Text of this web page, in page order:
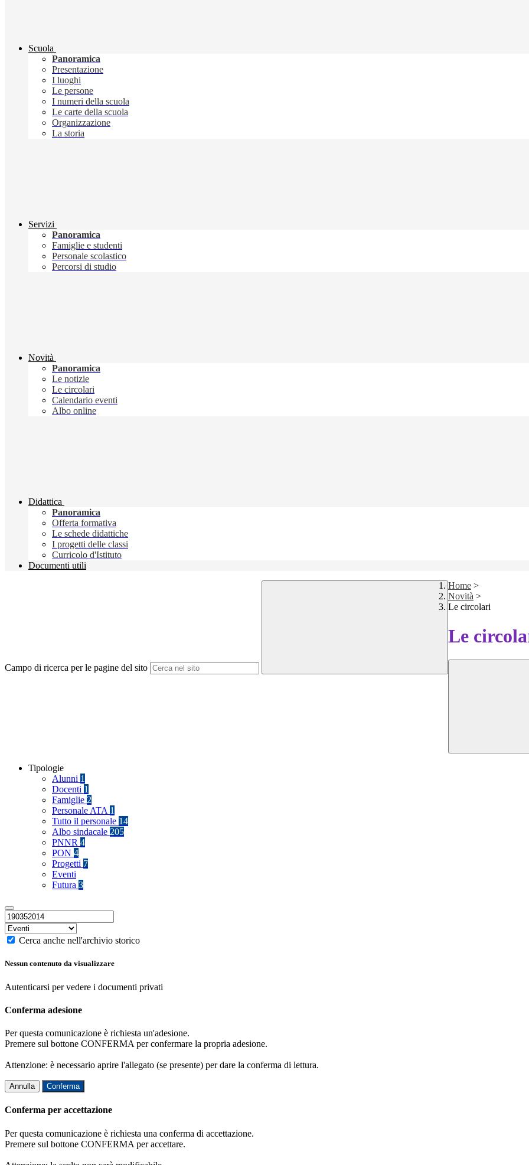
Scuola
Panoramica
Presentazione
I luoghi
Le persone
I numeri della scuola
Le carte della scuola
Organizzazione
La storia
Servizi
Panoramica
Famiglie e studenti
Personale scolastico
Percorsi di studio
Novità
Panoramica
Le notizie
Le circolari
Calendario eventi
Albo online
Didattica
Panoramica
Offerta formativa
Le schede didattiche
I progetti delle classi
Curricolo d'Istituto
Documenti utili
Campo di ricerca per le pagine del sito
Home >
Novità >
Le circolari
Le
Tipologie
Alunni 1
Docenti 1
Famiglie 2
Personale ATA 1
Tutto il personale 14
Albo sindacale 205
PNNR 4
PON 4
Progetti 7
Eventi
Futura 3
Cerca anche nell'archivio storico
Nessun contenuto da visualizzare
Autenticarsi per vedere i documenti privati
Conferma adesione
Per questa comunicazione è richiesta un'adesione.
Premere sul bottone CONFERMA per confermare la propria adesione.
Attenzione: è necessario aprire l'allegato (se presente) per dare la conferma di lettura.
Annulla Conferma
Conferma per accettazione
Per questa comunicazione è richiesta una conferma di accettazione.
Premere sul bottone CONFERMA per accettare.